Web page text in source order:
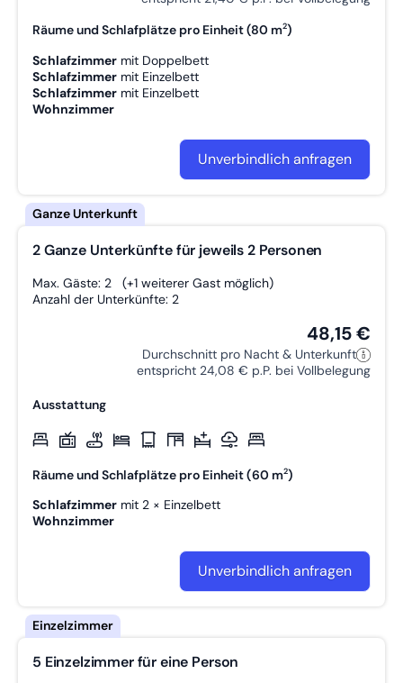
Räume und Schlafplätze pro Einheit (80 m2)
Schlafzimmer mit Doppelbett
Schlafzimmer mit Einzelbett
Schlafzimmer mit Einzelbett
Wohnzimmer
Unverbindlich anfragen
2 Ganze Unterkünfte für jeweils 2 Personen
Max. Gäste: 2
(+1 weiterer Gast möglich)
Anzahl der Unterkünfte: 2
48,15 €
Durchschnitt pro Nacht & Unterkunft
entspricht 24,08 € p.P. bei Vollbelegung
Ausstattung
Räume und Schlafplätze pro Einheit (60 m2)
Schlafzimmer mit 2 × Einzelbett
Wohnzimmer
Unverbindlich anfragen
5 Einzelzimmer für eine Person